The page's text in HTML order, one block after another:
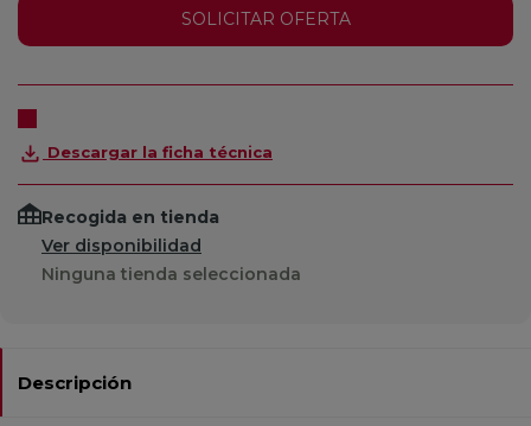
SOLICITAR OFERTA
Descargar la ficha técnica
Recogida en tienda
Ver disponibilidad
Ninguna tienda seleccionada
Descripción